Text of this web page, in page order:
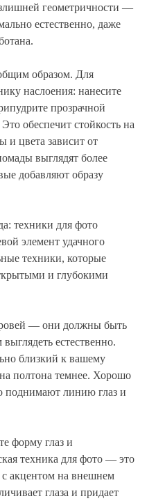
геометричности —
естественно, даже
образом. Для
наслоения: нанесите
прозрачной
обеспечит стойкость на
и цвета зависит от
выглядят более
добавляют образу
техники для фото
элемент удачного
техники, которые
и глубокими
— они должны быть
естественно.
близкий к вашему
полтона темнее. Хорошо
поднимают линию глаз и
форму глаз и
техника для фото — это
с акцентом на внешнем
глаза и придает